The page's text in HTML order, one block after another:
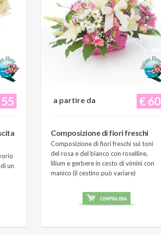
un
€ 60
a partire da
Composizione di fiori freschi
Composizione di fiori freschi sui toni
del rosa e del bianco con roselline,
lilium e gerbere in cesto di vimini con
manico (il cestino può variare)